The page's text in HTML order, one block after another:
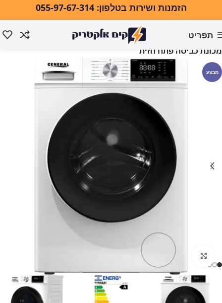
הזמנות ושירות בטלפון: 055-97-67-314
תפריט
עמוד הבית כביסה ייבוש וגיהוץ מכונות כביסה
מכונת כביסה פתח חזית
מבצע
לחצו להגדלה